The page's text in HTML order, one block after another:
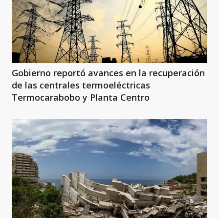
Gobierno reportó avances en la recuperación
de las centrales termoeléctricas
Termocarabobo y Planta Centro